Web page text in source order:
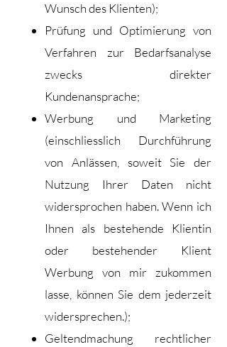
Wunsch des Klienten);
Prüfung und Optimierung von
Verfahren zur Bedarfsanalyse
zwecks direkter
Kundenansprache;
Werbung und Marketing
(einschliesslich Durchführung
von Anlässen, soweit Sie der
Nutzung Ihrer Daten nicht
widersprochen haben. Wenn ich
Ihnen als bestehende Klientin
oder bestehender Klient
Werbung von mir zukommen
lasse, können Sie dem jederzeit
widersprechen.);
Geltendmachung rechtlicher